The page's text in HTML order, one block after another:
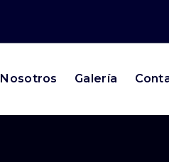
Nosotros Galería